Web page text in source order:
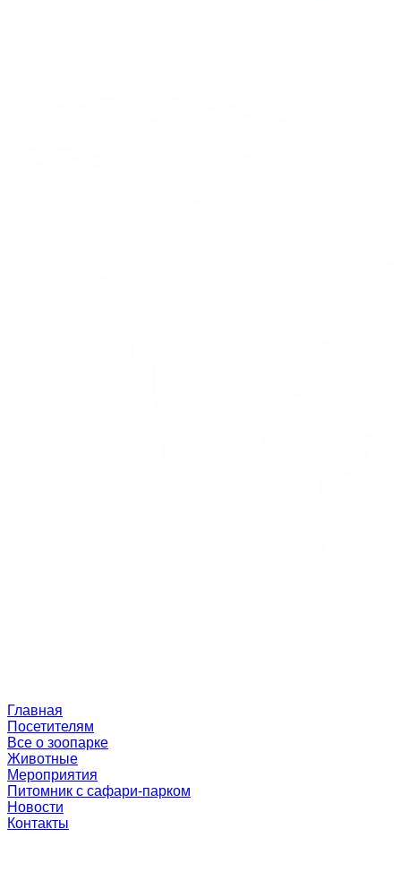
Главная
Посетителям
Все о зоопарке
Животные
Мероприятия
Питомник с сафари-парком
Новости
Контакты